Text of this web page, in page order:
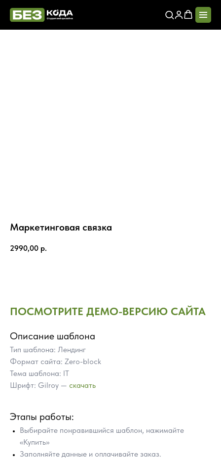
Маркетинговая связка
2990,00 р.
ПОСМОТРИТЕ ДЕМО-ВЕРСИЮ САЙТА
Описание шаблона
Тип шаблона: Лендинг
Формат сайта: Zero-block
Тема шаблона: IT
Шрифт: Gilroy — скачать
Этапы работы:
Выбирайте понравившийся шаблон, нажимайте
«Купить»
Заполняйте данные и оплачивайте заказ.